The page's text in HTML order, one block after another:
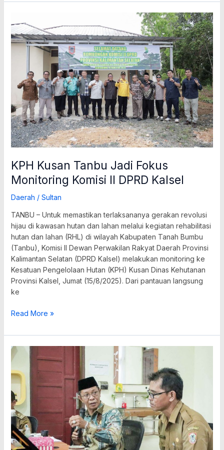
KPH Kusan Tanbu Jadi Fokus
Monitoring Komisi II DPRD Kalsel
Daerah / Sultan
TANBU – Untuk memastikan terlaksananya gerakan revolusi
hijau di kawasan hutan dan lahan melalui kegiatan rehabilitasi
hutan dan lahan (RHL) di wilayah Kabupaten Tanah Bumbu
(Tanbu), Komisi II Dewan Perwakilan Rakyat Daerah Provinsi
Kalimantan Selatan (DPRD Kalsel) melakukan monitoring ke
Kesatuan Pengelolaan Hutan (KPH) Kusan Dinas Kehutanan
Provinsi Kalsel, Jumat (15/8/2025). Dari pantauan langsung
ke
Kusan
Tanbu
Monitoring
Komisi
DPRD
Kalsel
Read More »
Kawasan
Hutan
Terancam,
DPRD
Kalsel
Minta
Aksi
Nyata
Tangani